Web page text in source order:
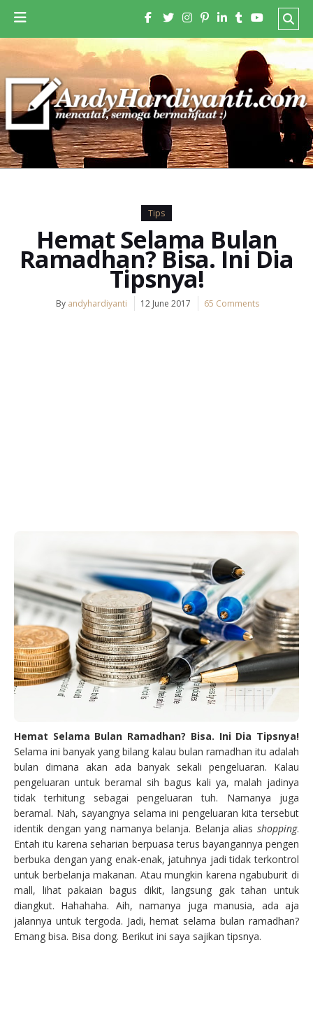
Tips
Hemat Selama Bulan
Ramadhan? Bisa. Ini Dia
Tipsnya!
By andyhardiyanti 12 June 2017 65 Comments
Hemat Selama Bulan Ramadhan? Bisa. Ini Dia Tipsnya!
Selama ini banyak yang bilang kalau bulan ramadhan itu adalah
bulan dimana akan ada banyak sekali pengeluaran. Kalau
pengeluaran untuk beramal sih bagus kali ya, malah jadinya
tidak terhitung sebagai pengeluaran tuh. Namanya juga
beramal. Nah, sayangnya selama ini pengeluaran kita tersebut
identik dengan yang namanya belanja. Belanja alias shopping.
Entah itu karena seharian berpuasa terus bayangannya pengen
berbuka dengan yang enak-enak, jatuhnya jadi tidak terkontrol
untuk berbelanja makanan. Atau mungkin karena ngabuburit di
mall, lihat pakaian bagus dikit, langsung gak tahan untuk
diangkut. Hahahaha. Aih, namanya juga manusia, ada aja
jalannya untuk tergoda. Jadi, hemat selama bulan ramadhan?
Emang bisa. Bisa dong. Berikut ini saya sajikan tipsnya.